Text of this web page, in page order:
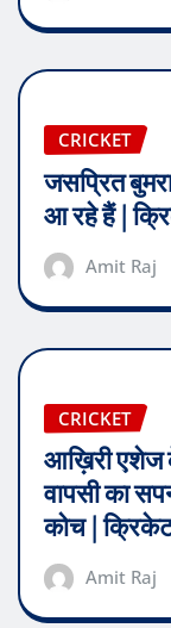
CRICKET
जसप्रित
आ रहे हैं |
Amit Raj
CRICKET
आख़िरी एशेज
वापसी का
कोच |
Amit Raj